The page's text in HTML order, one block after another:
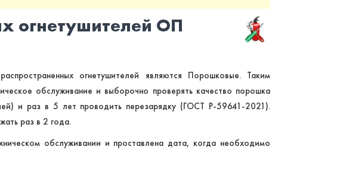
огнетушителей ОП
огнетушителей являются Порошковые. Таким
обслуживание и выборочно проверять качество порошка
и раз в 5 лет проводить перезарядку (ГОСТ Р-59641-2021).
раз в 2 года.
обслуживании и проставлена дата, когда необходимо